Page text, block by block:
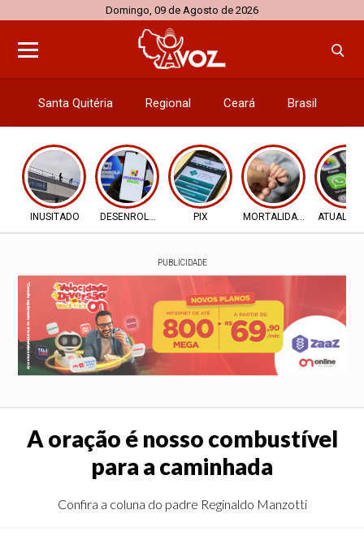
Domingo, 09 de Agosto de 2026
Santa Quitéria Regional Ceará Brasil
INUSITADO DESENROLA 2.0 PIX MORTALIDADE INFANTIL
PUBLICIDADE
A oração é nosso combustível
para a caminhada
Confira a coluna do padre Reginaldo Manzotti